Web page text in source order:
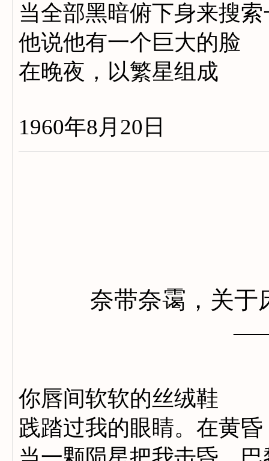
当全部黑暗俯下身来搜
他说他有一个巨大的脸
在晚夜，以繁星组成
1960年8月20日
奈带奈霭，关于
你唇间软软的丝绒鞋
践踏过我的眼睛。在黄